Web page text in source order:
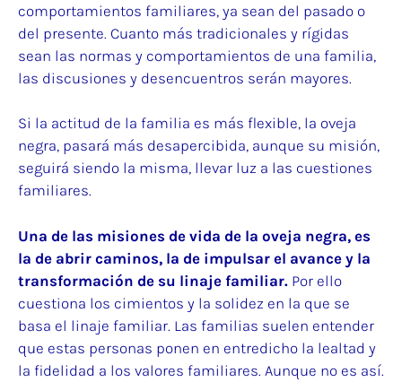
comportamientos familiares, ya sean del pasado o
del presente. Cuanto más tradicionales y rígidas
sean las normas y comportamientos de una familia,
las discusiones y desencuentros serán mayores.
Si la actitud de la familia es más flexible, la oveja
negra, pasará más desapercibida, aunque su misión,
seguirá siendo la misma, llevar luz a las cuestiones
familiares.
Una de las misiones de vida de la oveja negra, es
la de abrir caminos, la de impulsar el avance y la
transformación de su linaje familiar. Por ello
cuestiona los cimientos y la solidez en la que se
basa el linaje familiar. Las familias suelen entender
que estas personas ponen en entredicho la lealtad y
la fidelidad a los valores familiares. Aunque no es así.